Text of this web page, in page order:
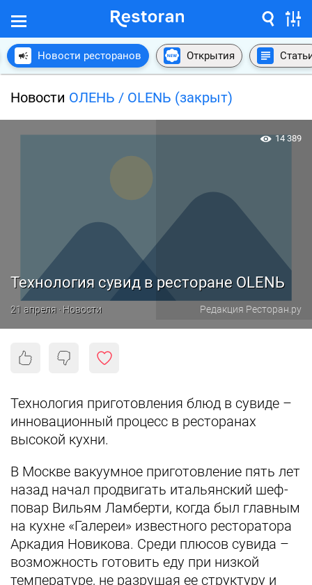
Новости ресторанов Открытия
Новости ОЛЕНЬ / OLENЬ (закрыт)
Технология сувид в ресторане OLENЬ
21 апреля · Новости Редакция Ресторан.ру
14 389
Технология приготовления блюд в сувиде –
инновационный процесс в ресторанах
высокой кухни.
В Москве вакуумное приготовление пять лет
назад начал продвигать итальянский шеф-
повар Вильям Ламберти, когда был главным
на кухне «Галереи» известного ресторатора
Аркадия Новикова. Среди плюсов сувида –
возможность готовить еду при низкой
температуре, не разрушая ее структуру и